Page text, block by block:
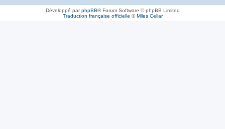
Développé parphpBB® Forum Software © phpBB Limited
Traduction française officielle ©Miles Cellar